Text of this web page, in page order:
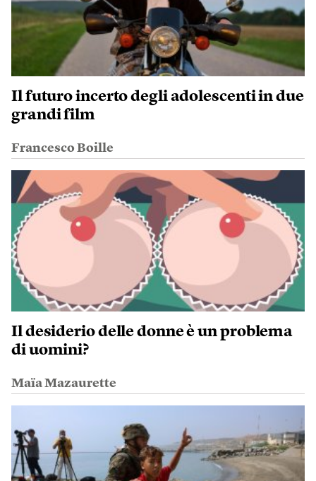
Il futuro incerto degli adolescenti in due
grandi film
Francesco Boille
Il desiderio delle donne è un problema
di uomini?
Maïa Mazaurette